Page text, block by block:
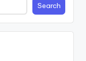
Search